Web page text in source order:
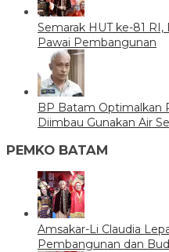
Semarak HUT ke-81
Pawai Pembangunan
BP Batam Optimalkan
Diimbau Gunakan Air
PEMKO BATAM
Amsakar-Li Claudia
Pembangunan dan